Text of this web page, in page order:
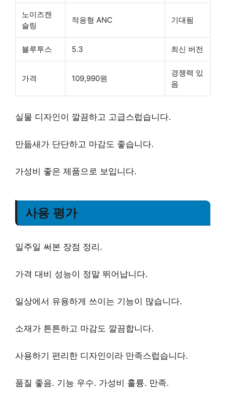
노이즈캔
슬링
적응형 ANC 기대됨
블루투스 5.3 최신 버전
가격 109,990원
경쟁력 있
음
실물 디자인이 깔끔하고 고급스럽습니다.
만듦새가 단단하고 마감도 좋습니다.
가성비 좋은 제품으로 보입니다.
사용 평가
일주일 써본 장점 정리.
가격 대비 성능이 정말 뛰어납니다.
일상에서 유용하게 쓰이는 기능이 많습니다.
소재가 튼튼하고 마감도 깔끔합니다.
사용하기 편리한 디자인이라 만족스럽습니다.
품질 좋음. 기능 우수. 가성비 훌륭. 만족.